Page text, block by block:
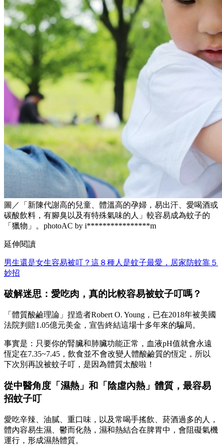
圖／「新陳代謝高的兒童、體溫高的孕婦，易出汗、愛喝酒或
碳酸飲料，有腳臭以及有特殊氣味的人」較容易成為蚊子的
「獵物」。photoAC by i****************m
延伸閱讀
男生還是女生容易被叮？這８種人是蚊子最愛，居家防蚊靠５
妙招
破解迷思：愛吃肉，真的比較容易被蚊子叮嗎？
「體質酸鹼理論」捏造者Robert O. Young，已在2018年被美國
法院判賠1.05億元美金，宣告終結這場十多年來的騙局。
事實是：只要你的腎臟和肺臟功能正常，血液pH值就會永遠
恆定在7.35~7.45，飲食並不會改變人體酸鹼質的恆定，所以
下次別再說被蚊子叮，是因為體質太酸啦！
從中醫角度「濕熱」和「陰虛內熱」體質，最容易
招蚊子叮
愛吃辛辣、油膩、重口味，以及常喝手搖飲、菸酒過多的人，
體內容易生濕、鬱而化熱，濕和熱結合在脾胃中，會阻礙氣機
運行，形成濕熱體質。